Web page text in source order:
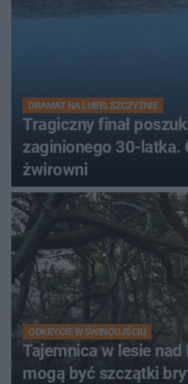
DRAMAT NA LUBELSZCZYŹNIE
Tragiczny finał
zaginionego 30-latka.
żwirowni
ODKRYCIE W ŚWINOUJŚCIU
Tajemnica w lesie nad
mogą być szczątki